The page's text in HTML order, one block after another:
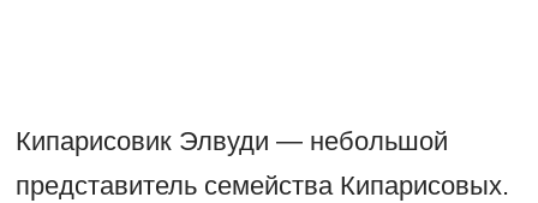
Кипарисовик Элвуди — небольшой
представитель семейства Кипарисовых.